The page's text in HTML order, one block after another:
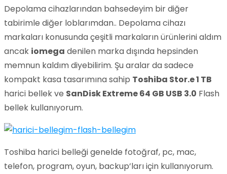
Depolama cihazlarından bahsedeyim bir diğer
tabirimle diğer loblarımdan.. Depolama cihazı
markaları konusunda çeşitli markaların ürünlerini aldım
ancak iomega denilen marka dışında hepsinden
memnun kaldım diyebilirim. Şu aralar da sadece
kompakt kasa tasarımına sahip Toshiba Stor.e 1 TB
harici bellek ve SanDisk Extreme 64 GB USB 3.0 Flash
bellek kullanıyorum.
Toshiba harici belleği genelde fotoğraf, pc, mac,
telefon, program, oyun, backup’ları için kullanıyorum.